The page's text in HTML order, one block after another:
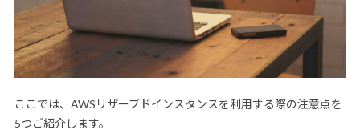
ここでは、AWSリザーブドインスタンスを利用する際の注意点を
5つご紹介します。